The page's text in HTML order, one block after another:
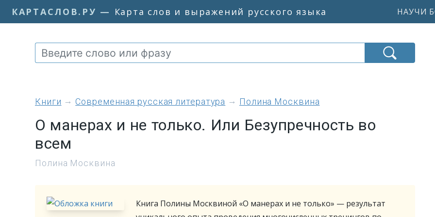
КАРТАСЛОВ.РУ — Карта слов и выражений русского языка НАУЧИ
книги Современная русская литература Полина Москвина
О манерах и не только. Или Безупречность во
всем
Полина Москвина
Книга Полины Москвиной «О манерах и не только» — результат